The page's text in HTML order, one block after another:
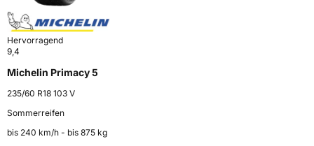
Hervorragend
9,4
Michelin Primacy 5
235/60 R18 103 V
Sommerreifen
bis 240 km⁠/⁠h - bis 875 kg